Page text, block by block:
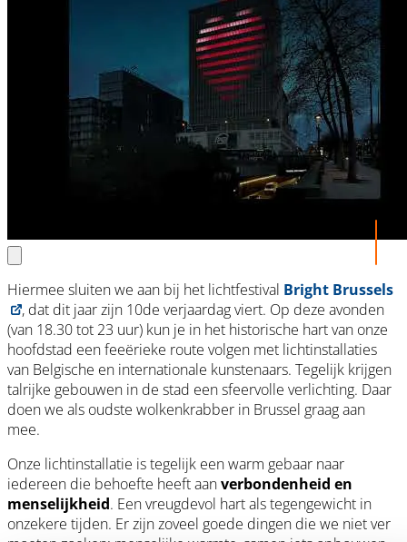
Hiermee sluiten we aan bij het lichtfestival Bright Brussels
, dat dit jaar zijn 10de verjaardag viert. Op deze avonden
(van 18.30 tot 23 uur) kun je in het historische hart van onze
hoofdstad een feeërieke route volgen met lichtinstallaties
van Belgische en internationale kunstenaars. Tegelijk krijgen
talrijke gebouwen in de stad een sfeervolle verlichting. Daar
doen we als oudste wolkenkrabber in Brussel graag aan
mee.
Onze lichtinstallatie is tegelijk een warm gebaar naar
iedereen die behoefte heeft aanverbondenheid en
menselijkheid. Een vreugdevol hart als tegengewicht in
onzekere tijden. Er zijn zoveel goede dingen die we niet ver